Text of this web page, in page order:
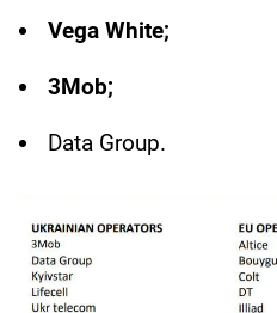
Vega White;
3Mob;
Data Group.